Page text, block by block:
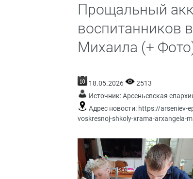
Прощальный
воспитанников
Михаила (+
18.05.2026
2513
Источник:Арсеньевская
Адрес новости: https://arseniev-
voskresnoj-shkoly-xrama-arxangela-